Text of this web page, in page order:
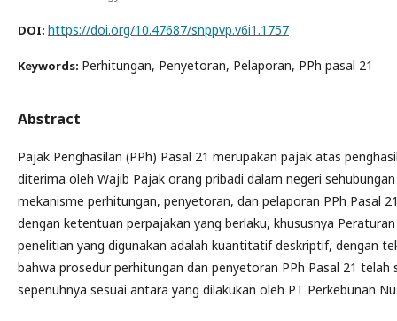
DOI: https://doi.org/10.47687/snppvp.v6i1.1757
Keywords: Perhitungan, Penyetoran, Pelaporan, PPh pasal 21
Abstract
Pajak Penghasilan (PPh) Pasal 21 merupakan pajak atas
diterima oleh Wajib Pajak orang pribadi dalam negeri
mekanisme perhitungan, penyetoran, dan pelaporan PPh Pasal
dengan ketentuan perpajakan yang berlaku, khususnya
penelitian yang digunakan adalah kuantitatif deskriptif, dengan
bahwa prosedur perhitungan dan penyetoran PPh Pasal 21
sepenuhnya sesuai antara yang dilakukan oleh PT Perkebunan